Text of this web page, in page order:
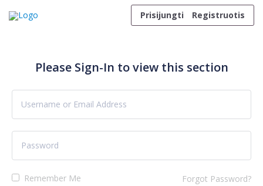
Prisijungti
Registruotis
Please Sign-In to view this section
Remember Me Forgot Password?